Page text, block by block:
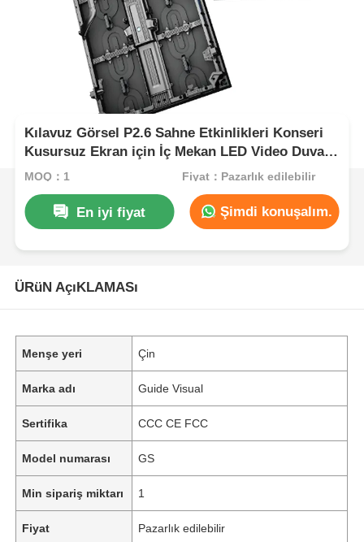
Kılavuz Görsel P2.6 Sahne Etkinlikleri Konseri
Kusursuz Ekran için İç Mekan LED Video Duvar
Kiralama Ekranı
MOQ：1 Fiyat：Pazarlık edilebilir
En iyi fiyat Şimdi konuşalım.
ÜRüN AçıKLAMASı
Menşe yeri Çin
Marka adı Guide Visual
Sertifika CCC CE FCC
Model numarası GS
Min sipariş miktarı 1
Fiyat Pazarlık edilebilir